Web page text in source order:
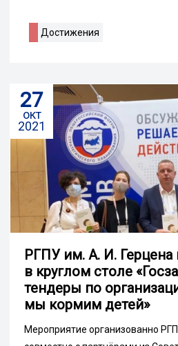
Достижения
27
окт
2021
РГПУ им. А. И. Герцена
в круглом столе
тендеры по
мы кормим детей»
Мероприятие организованно